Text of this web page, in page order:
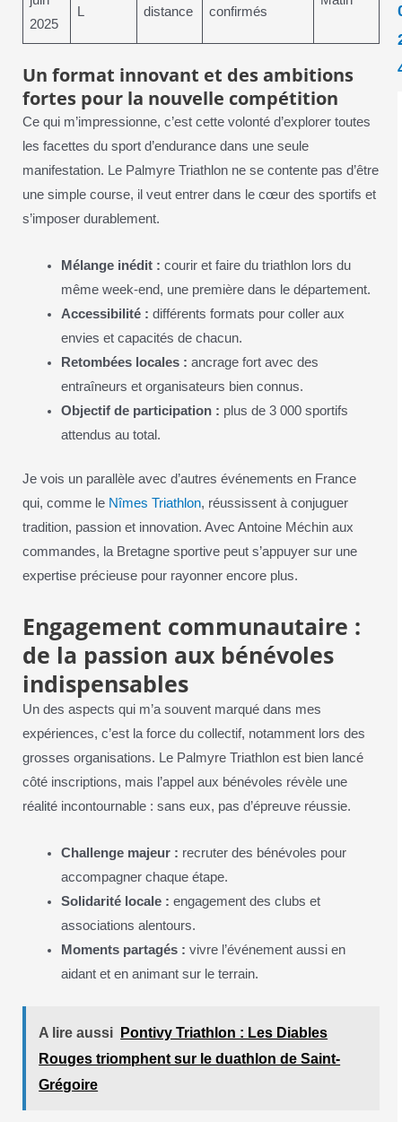
2025
L distance confirmés
Un format innovant et des ambitions
fortes pour la nouvelle compétition
Ce qui m’impressionne, c’est cette volonté d’explorer toutes
les facettes du sport d’endurance dans une seule
manifestation. Le Palmyre Triathlon ne se contente pas d’être
une simple course, il veut entrer dans le cœur des sportifs et
s’imposer durablement.
Mélange inédit : courir et faire du triathlon lors du
même week-end, une première dans le département.
Accessibilité : différents formats pour coller aux
envies et capacités de chacun.
Retombées locales : ancrage fort avec des
entraîneurs et organisateurs bien connus.
Objectif de participation : plus de 3 000 sportifs
attendus au total.
Je vois un parallèle avec d’autres événements en France
qui, comme le Nîmes Triathlon, réussissent à conjuguer
tradition, passion et innovation. Avec Antoine Méchin aux
commandes, la Bretagne sportive peut s’appuyer sur une
expertise précieuse pour rayonner encore plus.
Engagement communautaire :
de la passion aux bénévoles
indispensables
Un des aspects qui m’a souvent marqué dans mes
expériences, c’est la force du collectif, notamment lors des
grosses organisations. Le Palmyre Triathlon est bien lancé
côté inscriptions, mais l’appel aux bénévoles révèle une
réalité incontournable : sans eux, pas d’épreuve réussie.
Challenge majeur : recruter des bénévoles pour
accompagner chaque étape.
Solidarité locale : engagement des clubs et
associations alentours.
Moments partagés : vivre l’événement aussi en
aidant et en animant sur le terrain.
A lire aussi
Pontivy Triathlon : Les Diables
Rouges triomphent sur le duathlon de Saint-
Grégoire